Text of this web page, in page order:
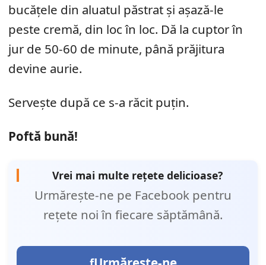
bucățele din aluatul păstrat și așază-le
peste cremă, din loc în loc. Dă la cuptor în
jur de 50-60 de minute, până prăjitura
devine aurie.
Servește după ce s-a răcit puțin.
Poftă bună!
Vrei mai multe rețete delicioase?
Urmărește-ne pe Facebook pentru
rețete noi în fiecare săptămână.